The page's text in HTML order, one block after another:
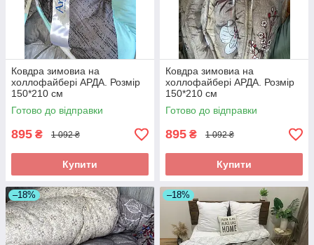
Ковдра зимовиа на
холлофайбері АРДА. Розмір
150*210 см
Готово до відправки
895 ₴ 1 092 ₴
Купити
Ковдра зимовиа на
холлофайбері АРДА. Розмір
150*210 см
Готово до відправки
895 ₴ 1 092 ₴
Купити
–18% –18%